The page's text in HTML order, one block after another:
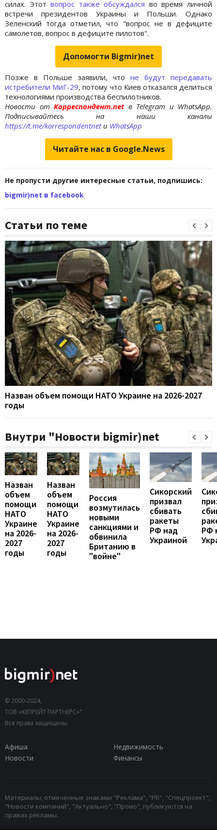
силах. Этотвопрос также обсуждался во время личной
встречи президентов Украины и Польши. Однако
Зеленский тогда отметил, что "вопрос не в дефиците
самолетов, вопрос в дефиците пилотов".
Допомогти Bigmir)net
Позже в Польше заявили, что не будут передавать
истребители МиГ-29, потому что Киев отказался делиться
технологиями производства беспилотников.
Новости отКорреспондент.net в Telegram и WhatsApp.
Подписывайтесь на наши каналы
https://t.me/korrespondentnetи WhatsApp
Читайте нас в Google.News
Не пропусти другие интересные статьи, подпишись:
bigmir)net в facebook
Статьи по теме
Назван объем помощи НАТО Украине на 2026-2027
годы
Внутри "Новости bigmir)net
Назван
объем
помощи
НАТО
Украине
на 2026-
2027
годы
Назван
объем
помощи
НАТО
Украине
на 2026-
2027
годы
Россия
возмутилась
новыми
санкциями и
обвинила
Британию в
"войне"
Сикорский
призвал
сбивать
ракеты
РФ над
Украиной
РФ
© 2000-2024,
ТОВ «КЕПРЕЙТ ПАРТНЕРС»".
Все права защищены.
Афиша
Недвижимость
Новости
Финансы
Материалы, отмеченные знаками "Реклама", "PR", "Спецпроект",
"Новости компаний", "Актуально", "Промо", публикуются на
правах рекламы.